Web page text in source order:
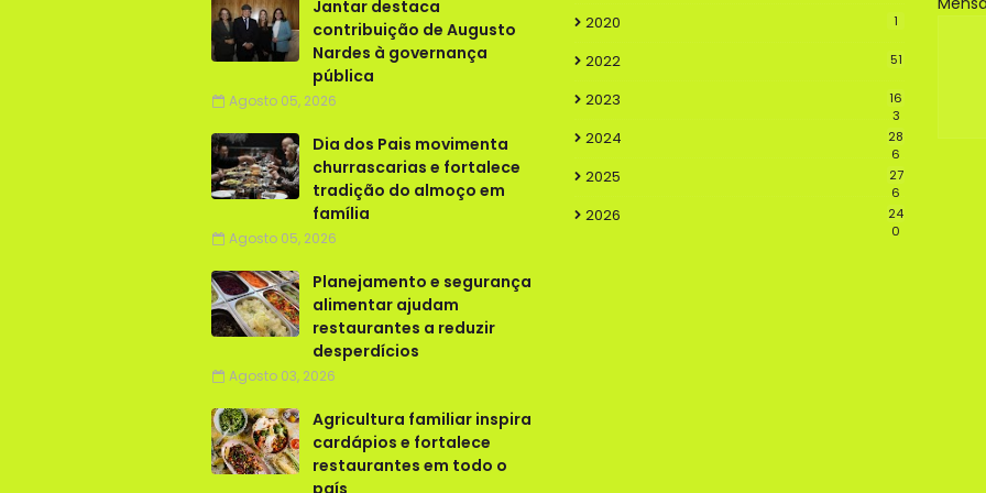
Jantar destaca
contribuição de Augusto
Nardes à governança
pública
Agosto 05, 2026
Dia dos Pais movimenta
churrascarias e fortalece
tradição do almoço em
família
Agosto 05, 2026
Planejamento e segurança
alimentar ajudam
restaurantes a reduzir
desperdícios
Agosto 03, 2026
Agricultura familiar inspira
cardápios e fortalece
restaurantes em todo o
país
2020 1
2022 51
2023
16
3
2024
28
6
2025
27
6
2026
24
0